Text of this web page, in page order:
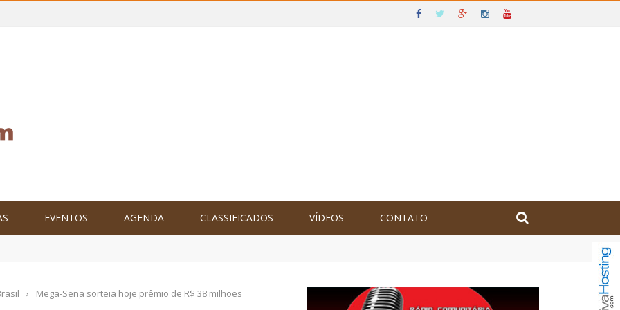
EVENTOS AGENDA CLASSIFICADOS VÍDEOS CONTATO
o Brasil no XXIV Parlamento Internacional de Escritores, na Colômbia
› Mega-Sena sorteia hoje prêmio de R$ 38 milhões